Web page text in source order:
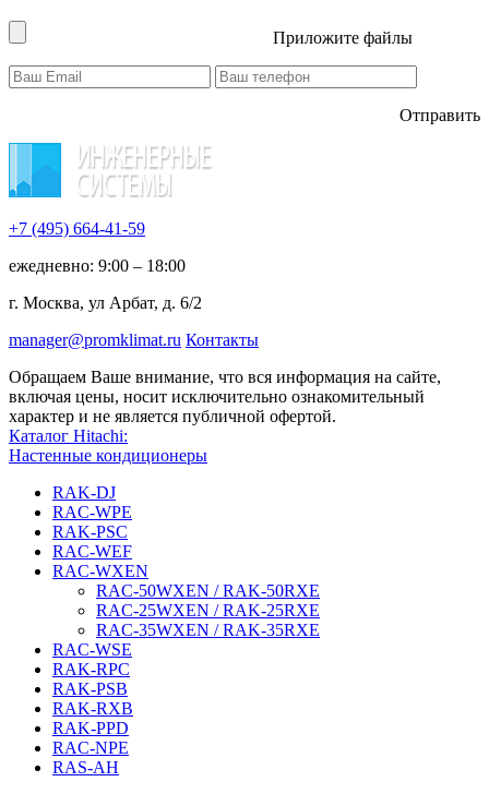
Приложите файлы
Отправить
+7 (495) 664-41-59
ежедневно: 9:00 – 18:00
г. Москва, ул Арбат, д. 6/2
manager@promklimat.ru Контакты
Обращаем Ваше внимание, что вся информация на сайте,
включая цены, носит исключительно ознакомительный
характер и не является публичной офертой.
Каталог Hitachi:
Настенные кондиционеры
RAK-DJ
RAC-WPE
RAK-PSC
RAC-WEF
RAC-WXEN
RAC-50WXEN / RAK-50RXE
RAC-25WXEN / RAK-25RXE
RAC-35WXEN / RAK-35RXE
RAC-WSE
RAK-RPC
RAK-PSB
RAK-RXB
RAK-PPD
RAC-NPE
RAS-AH